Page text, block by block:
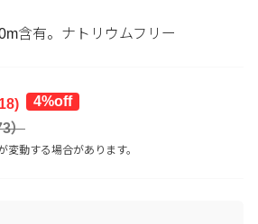
含有。ナトリウムフリー
)
4%off
）
変動する場合があります。